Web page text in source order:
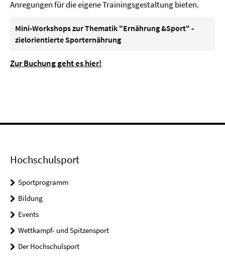
Anregungen für die eigene Trainingsgestaltung bieten.
Mini-Workshops zur Thematik "Ernährung &Sport" -
zielorientierte Sporternährung
Zur Buchung geht es hier!
Hochschulsport
Sportprogramm
Bildung
Events
Wettkampf- und Spitzensport
Der Hochschulsport